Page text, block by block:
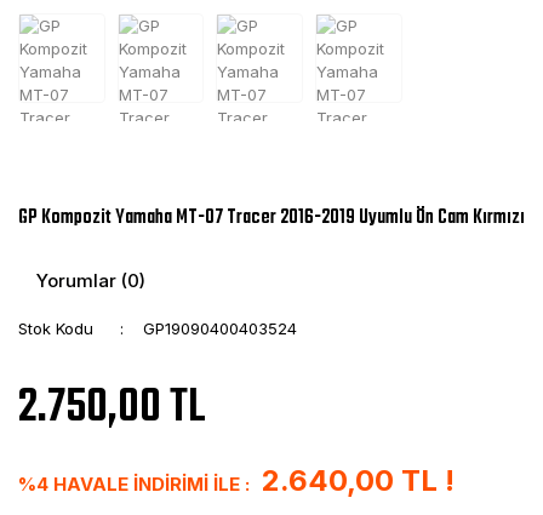
GP Kompozit Yamaha MT-07 Tracer 2016-2019 Uyumlu Ön Cam Kırmızı
Yorumlar (0)
Stok Kodu GP19090400403524
2.750,00 TL
%4 HAVALE İNDİRİMİ İLE : 2.640,00 TL !